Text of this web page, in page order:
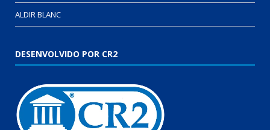
ALDIR BLANC
DESENVOLVIDO POR CR2